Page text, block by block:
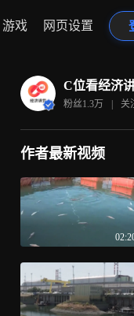
游戏 网页设置
C位看经济
粉丝1.3万 | 关
作者最新视频